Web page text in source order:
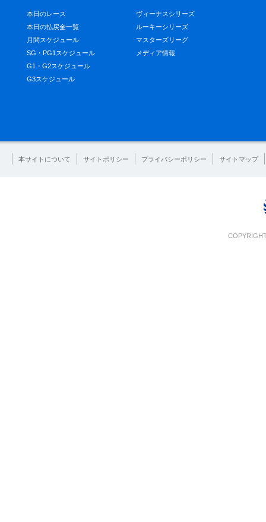
本日のレース
本日の払戻金一覧
月間スケジュール
SG・PG1スケジュール
G1・G2スケジュール
G3スケジュール
ヴィーナスシリーズ
ルーキーシリーズ
マスターズリーグ
メディア情報
本サイトについて サイトポリシー プライバシーポリシー サイトマップ